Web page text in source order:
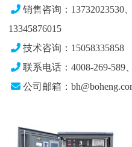
销售咨询：13732023530
13345876015
技术咨询：15058335858
联系电话：4008-269-589
公司邮箱：